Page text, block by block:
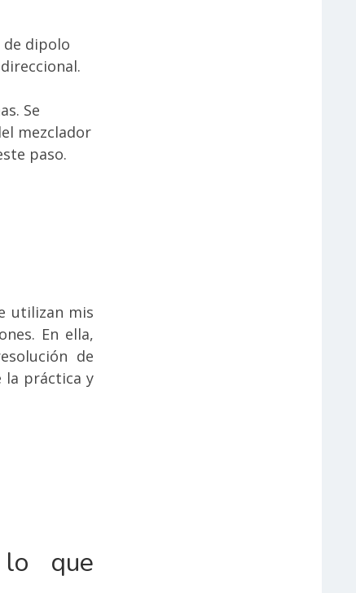
dipolo
Se
mezclador
paso.
utilizan mis
En ella,
de
la práctica y
que